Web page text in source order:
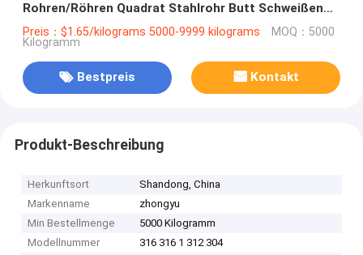
Rohren/Röhren Quadrat Stahlrohr Butt Schweißen
mit nahtloser Schweißleitung Typ
Preis：$1.65/kilograms 5000-9999 kilograms MOQ：5000
Kilogramm
Bestpreis Kontakt
Produkt-Beschreibung
Herkunftsort
Shandong, China
Markenname
zhongyu
Min Bestellmenge
5000 Kilogramm
Modellnummer
316 316 1 312 304